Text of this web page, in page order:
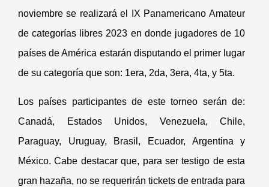
noviembre se realizará el IX PanamericanoAmateur
de categorías libres 2023 en donde jugadores de 10
países de América estarán disputando el primer lugar
de su categoría que son: 1era, 2da, 3era, 4ta, y 5ta.
Los países participantes de este torneo serán de:
Canadá, Estados Unidos, Venezuela, Chile,
Paraguay, Uruguay, Brasil, Ecuador, Argentina y
México. Cabe destacar que, para ser testigo de esta
gran hazaña, no se requerirán tickets de entrada para